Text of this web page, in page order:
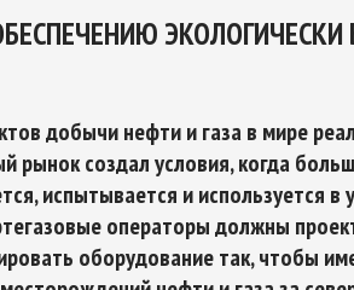
ЭКОЛОГИЧЕСКИ
добычи нефти и газа в мире
рынок создал условия, когда
испытывается и используется
операторы должны
оборудование так, чтобы